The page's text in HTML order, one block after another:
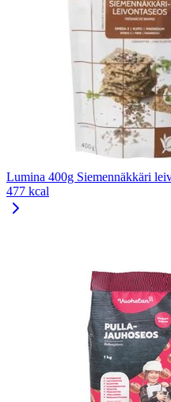
Lumina 400g Siemennäkkäri
477 kcal